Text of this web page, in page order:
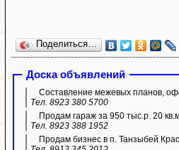
Поделиться…
Доска объявлений
Составление межевых планов,
Тел. 8923 380 5700
Продам гараж за 950 тыс.р. 20
Тел. 8923 388 1952
Продам бизнес в п. Танзыбей